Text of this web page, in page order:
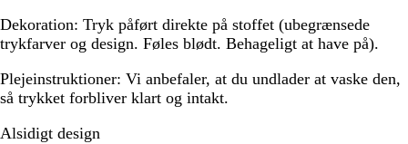
Dekoration: Tryk påført direkte på stoffet (ubegrænsede
trykfarver og design. Føles blødt. Behageligt at have på).
Plejeinstruktioner: Vi anbefaler, at du undlader at vaske den,
så trykket forbliver klart og intakt.
Alsidigt design